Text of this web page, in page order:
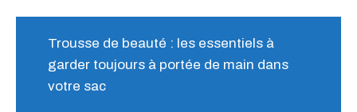
Trousse de beauté : les essentiels à
garder toujours à portée de main dans
votre sac